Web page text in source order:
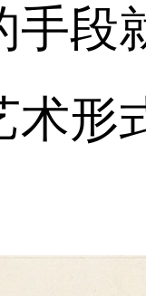
手段
术形